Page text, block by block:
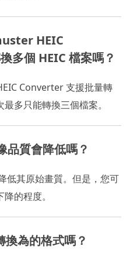
HEIC
多個 HEIC 檔案嗎？
Converter 支援批量轉
多只能轉換三個檔案。
品質會降低嗎？
低其原始畫質。但是，您可
的程度。
換為的格式嗎？